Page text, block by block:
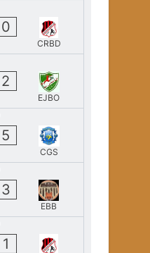
0
CRBD
2
EJBO
5
CGS
3
EBB
1